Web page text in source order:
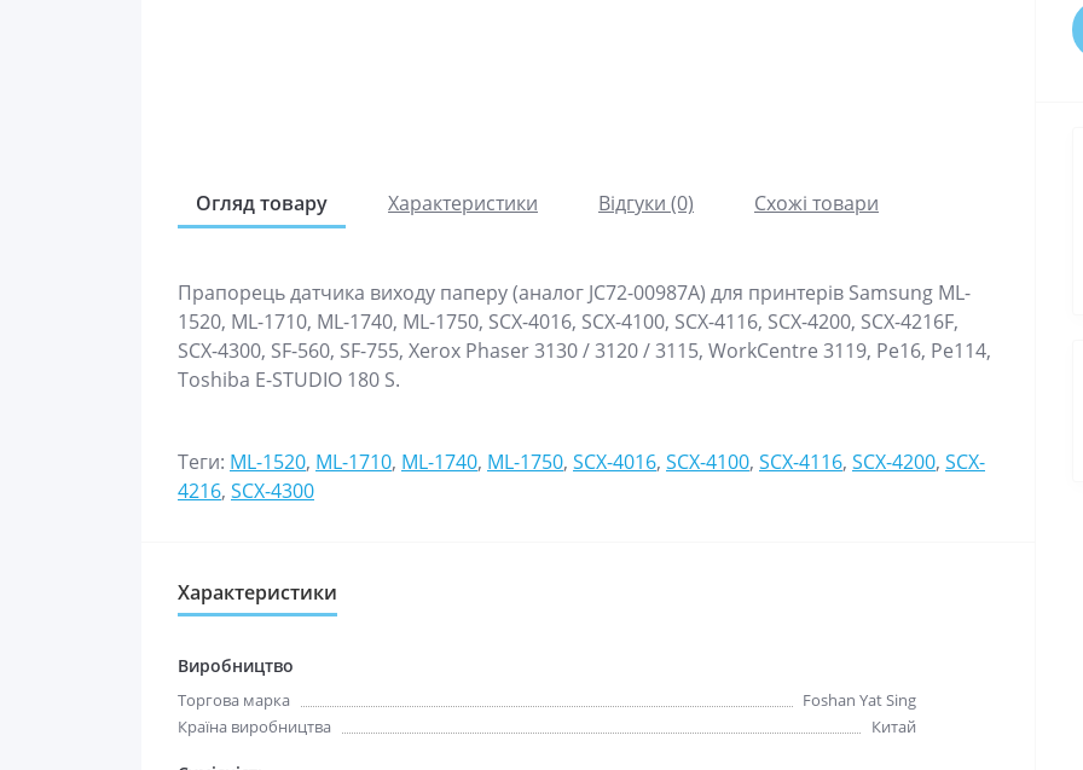
Огляд товару Характеристики Відгуки (0) Схожі товари
Прапорець датчика виходу паперу (аналог JC72-00987A) для принтерів Samsung ML-
1520, ML-1710, ML-1740, ML-1750, SCX-4016, SCX-4100, SCX-4116, SCX-4200, SCX-4216F,
SCX-4300, SF-560, SF-755, Xerox Phaser 3130 / 3120 / 3115, WorkCentre 3119, Pe16, Pe114,
Toshiba E-STUDIO 180 S.
Теги: ML-1520, ML-1710, ML-1740, ML-1750, SCX-4016, SCX-4100, SCX-4116, SCX-4200, SCX-
4216, SCX-4300
Характеристики
Виробництво
Торгова марка
Foshan Yat Sing
Країна виробництва
Китай